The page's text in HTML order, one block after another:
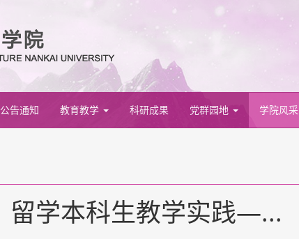
公告通知 教育教学 科研成果 党群园地 学院风采
留学本科生教学实践—...